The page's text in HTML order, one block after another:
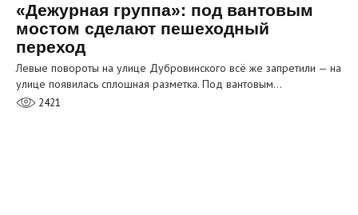
«Дежурная группа»: под вантовым
мостом сделают пешеходный
переход
Левые повороты на улице Дубровинского всё же запретили — на
улице появилась сплошная разметка. Под вантовым…
2421